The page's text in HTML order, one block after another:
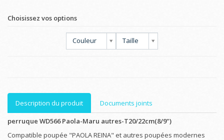
Choisissez vos options
Couleur Taille
Description du produit
Documents joints
perruque WD566 Paola-Maru autres-T20/22cm(8/9")
Compatible poupée "PAOLA REINA" et autres poupées modernes